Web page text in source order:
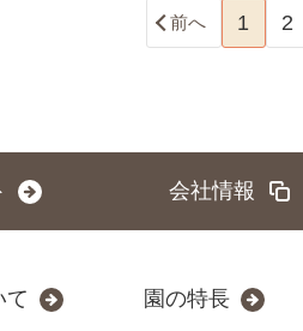
前へ 1 2
会社情報
て 園の特長